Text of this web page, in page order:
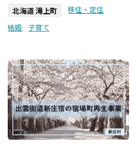
北海道 滝上町
移住・定住
結婚
子育て